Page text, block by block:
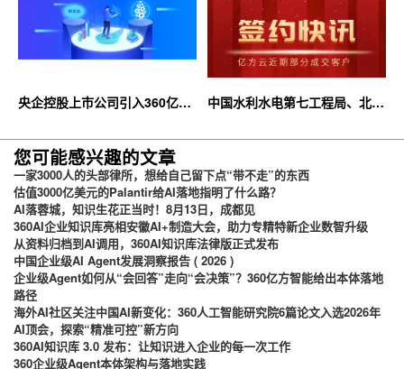
央企控股上市公司引入360亿方
台
中国水利水电第七工程局、北京
您可能感兴趣的文章
一家3000人的头部律所，想给自己留下点“带不走”的东西
估值3000亿美元的Palantir给AI落地指明了什么路？
AI落蓉城，知识生花正当时！8月13日，成都见
360AI企业知识库亮相安徽AI+制造大会，助力专精特新企业数智升级
从资料归档到AI调用，360AI知识库法律版正式发布
中国企业级AI Agent发展洞察报告 ( 2026 )
企业级Agent如何从“会回答”走向“会决策”？360亿方智能给出本体落地
路径
海外AI社区关注中国AI新变化：360人工智能研究院6篇论文入选2026年
AI顶会，探索“精准可控”新方向
360AI知识库 3.0 发布：让知识进入企业的每一次工作
360企业级Agent本体架构与落地实践